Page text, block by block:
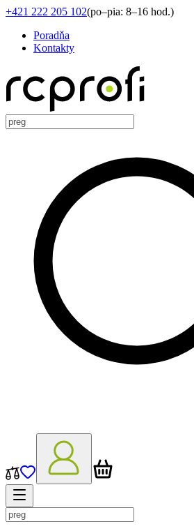
+421 222 205 102(po–pia: 8–16 hod.)
Poradňa
Kontakty